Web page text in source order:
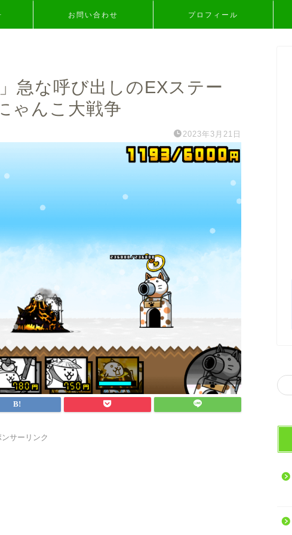
お問い合わせ プロフィール
急な呼び出しのEXステー
ゃんこ大戦争
2023年3月21日
サーリンク